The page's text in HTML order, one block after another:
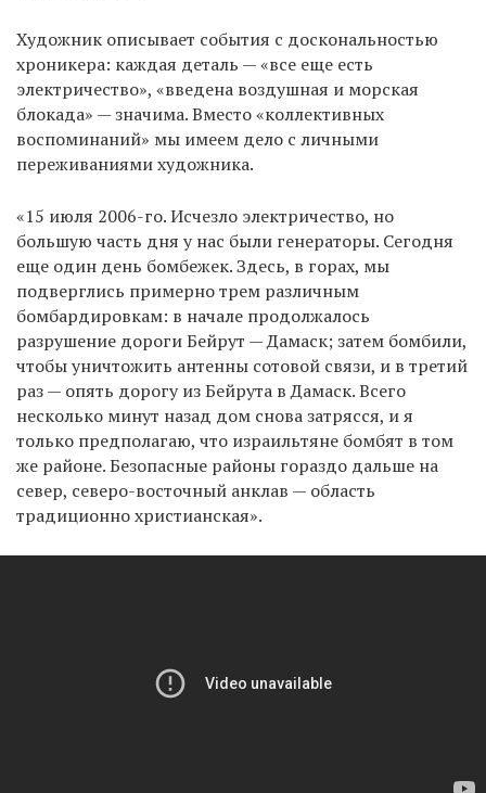
Художник описывает события с доскональностью
хроникера: каждая деталь — «все еще есть
электричество», «введена воздушная и морская
блокада» — значима. Вместо «коллективных
воспоминаний» мы имеем дело с личными
переживаниями художника.
«15 июля 2006-го. Исчезло электричество, но
большую часть дня у нас были генераторы. Сегодня
еще один день бомбежек. Здесь, в горах, мы
подверглись примерно трем различным
бомбардировкам: в начале продолжалось
разрушение дороги Бейрут — Дамаск; затем бомбили,
чтобы уничтожить антенны сотовой связи, и в третий
раз — опять дорогу из Бейрута в Дамаск. Всего
несколько минут назад дом снова затрясся, и я
только предполагаю, что израильтяне бомбят в том
же районе. Безопасные районы гораздо дальше на
север, северо-восточный анклав — область
традиционно христианская».